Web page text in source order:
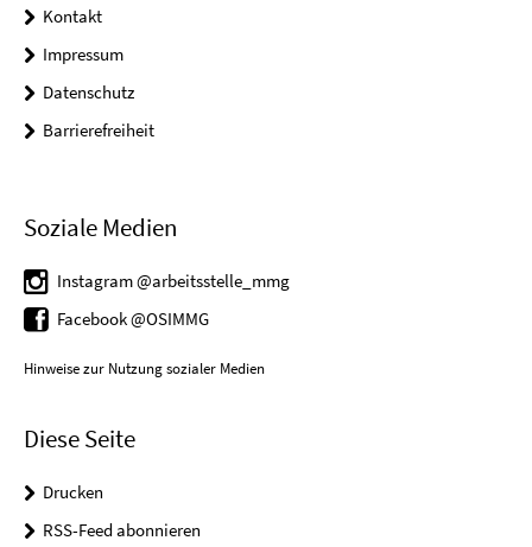
Kontakt
Impressum
Datenschutz
Barrierefreiheit
Soziale Medien
Instagram @arbeitsstelle_mmg
Facebook @OSIMMG
Hinweise zur Nutzung sozialer Medien
Diese Seite
Drucken
RSS-Feed abonnieren